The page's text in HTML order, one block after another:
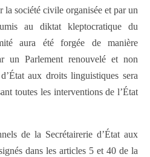
la société civile organisée et par un
au diktat kleptocratique du
aura été forgée de manière
un Parlement renouvelé et non
aux droits linguistiques sera
toutes les interventions de l’État
de la Secrétairerie d’État aux
dans les articles 5 et 40 de la